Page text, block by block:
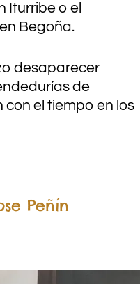
Iturribe o el
Begoña.
desaparecer
de
el tiempo en los
Peñín